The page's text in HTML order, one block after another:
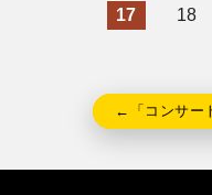
17
18
←「コンサー